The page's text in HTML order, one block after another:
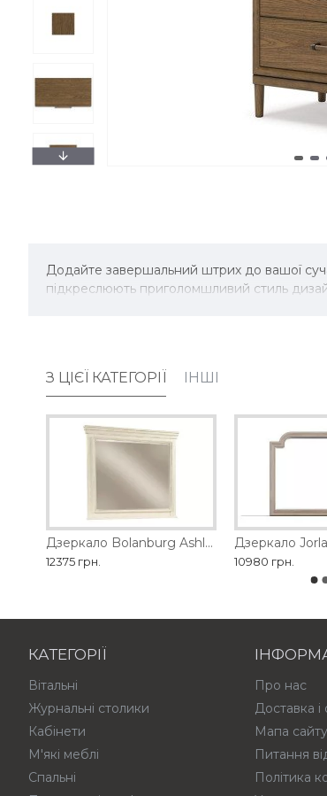
Додайте завершальний штрих до вашої
підкреслюють приголомшливий стиль
З ЦІЄЇ КАТЕГОРІЇ ІНШІ
Дзеркало Bolanburg Ashley
12375 грн.
Дзеркало
10980 грн.
КАТЕГОРІЇ
Вітальні
Журнальні столики
Кабінети
М'які меблі
Спальні
Про нас
Доставка і
Мапа сайту
Питання
Політика